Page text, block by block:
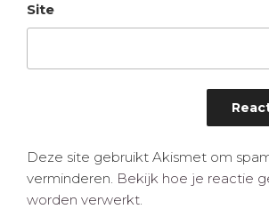
Site
Deze site gebruikt Akismet om
verminderen. Bekijk hoe je reactie
worden verwerkt